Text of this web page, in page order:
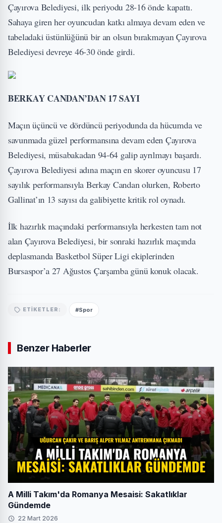
Çayırova Belediyesi, ilk periyodu 28-16 önde kapattı.
Sahaya giren her oyuncudan katkı almaya devam eden ve
tabeladaki üstünlüğünü bir an olsun bırakmayan Çayırova
Belediyesi devreye 46-30 önde girdi.
BERKAY CANDAN’DAN 17 SAYI
Maçın üçüncü ve dördüncü periyodunda da hücumda ve
savunmada güzel performansına devam eden Çayırova
Belediyesi, müsabakadan 94-64 galip ayrılmayı başardı.
Çayırova Belediyesi adına maçın en skorer oyuncusu 17
sayılık performansıyla Berkay Candan olurken, Roberto
Gallinat’ın 13 sayısı da galibiyette kritik rol oynadı.
İlk hazırlık maçındaki performansıyla herkesten tam not
alan Çayırova Belediyesi, bir sonraki hazırlık maçında
deplasmanda Basketbol Süper Ligi ekiplerinden
Bursaspor’a 27 Ağustos Çarşamba günü konuk olacak.
ETIKETLER: #Spor
Benzer Haberler
A Milli Takım'da Romanya Mesaisi: Sakatlıklar
Gündemde
22 Mart 2026